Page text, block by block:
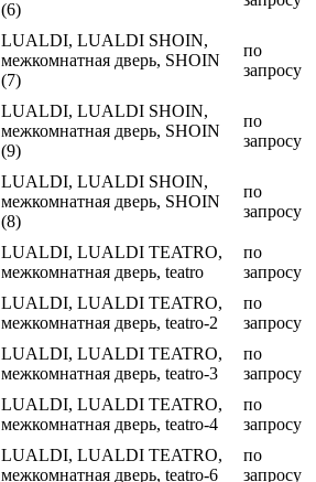
(6)
LUALDI, LUALDI SHOIN,
межкомнатная дверь, SHOIN
(7)
по
запросу
LUALDI, LUALDI SHOIN,
межкомнатная дверь, SHOIN
(9)
по
запросу
LUALDI, LUALDI SHOIN,
межкомнатная дверь, SHOIN
(8)
по
запросу
LUALDI, LUALDI TEATRO,
межкомнатная дверь, teatro
по
запросу
LUALDI, LUALDI TEATRO,
межкомнатная дверь, teatro-2
по
запросу
LUALDI, LUALDI TEATRO,
межкомнатная дверь, teatro-3
по
запросу
LUALDI, LUALDI TEATRO,
межкомнатная дверь, teatro-4
по
запросу
LUALDI, LUALDI TEATRO,
межкомнатная дверь, teatro-6
по
запросу